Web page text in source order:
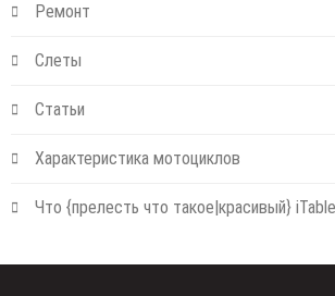
Ремонт
Слеты
Статьи
Характеристика мотоциклов
Что {прелесть что такое|красивый}